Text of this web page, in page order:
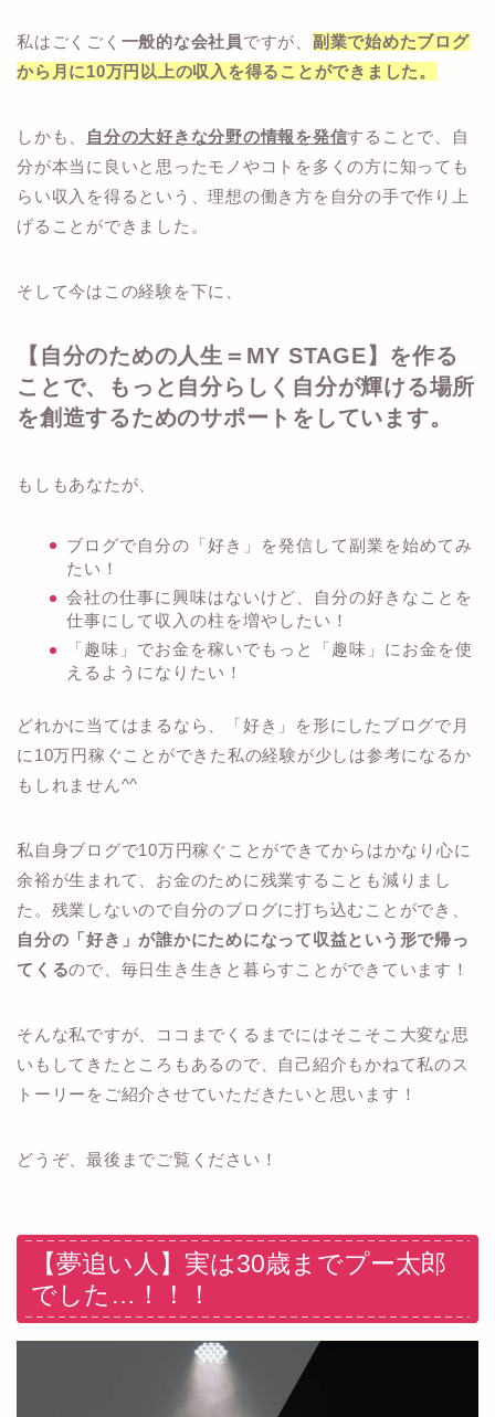
私はごくごく 一般的な会社員ですが、 副業で始めたブログ
から月に10万円以上の収入を得ることができました。
しかも、 自分の大好きな分野の情報を発信することで、自
分が本当に良いと思ったモノやコトを多くの方に知っても
らい収入を得るという、理想の働き方を自分の手で作り上
げることができました。
そして今はこの経験を下に、
【自分のための人生＝MY STAGE】を作る
ことで、もっと自分らしく自分が輝ける場所
を創造するためのサポートをしています。
もしもあなたが、
ブログで自分の「好き」を発信して副業を始めてみ
たい！
会社の仕事に興味はないけど、自分の好きなことを
仕事にして収入の柱を増やしたい！
「趣味」でお金を稼いでもっと「趣味」にお金を使
えるようになりたい！
どれかに当てはまるなら、「好き」を形にしたブログで月
に10万円稼ぐことができた私の経験が少しは参考になるか
もしれません^^
私自身ブログで10万円稼ぐことができてからはかなり心に
余裕が生まれて、お金のために残業することも減りまし
た。残業しないので自分のブログに打ち込むことができ、
自分の「好き」が誰かにためになって収益という形で帰っ
てくるので、毎日生き生きと暮らすことができています！
そんな私ですが、ココまでくるまでにはそこそこ大変な思
いもしてきたところもあるので、自己紹介もかねて私のス
トーリーをご紹介させていただきたいと思います！
どうぞ、最後までご覧ください！
【夢追い人】実は30歳までプー太郎
でした…！！！